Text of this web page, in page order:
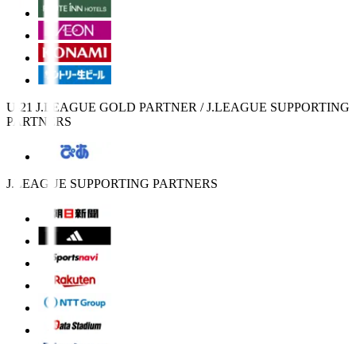
U-21 J.LEAGUE GOLD PARTNER / J.LEAGUE SUPPORTING
PARTNERS
J.LEAGUE SUPPORTING PARTNERS